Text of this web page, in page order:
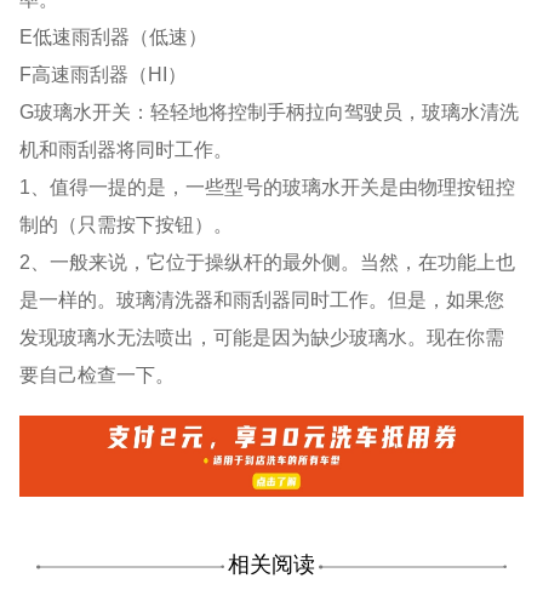
E低速雨刮器（低速）
F高速雨刮器（HI）
G玻璃水开关：轻轻地将控制手柄拉向驾驶员，玻璃水清洗
机和雨刮器将同时工作。
1、值得一提的是，一些型号的玻璃水开关是由物理按钮控
制的（只需按下按钮）。
2、一般来说，它位于操纵杆的最外侧。当然，在功能上也
是一样的。玻璃清洗器和雨刮器同时工作。但是，如果您
发现玻璃水无法喷出，可能是因为缺少玻璃水。现在你需
要自己检查一下。
相关阅读